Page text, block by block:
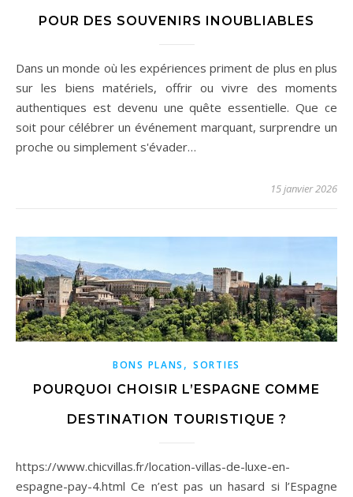
POUR DES SOUVENIRS INOUBLIABLES
Dans un monde où les expériences priment de plus en plus
sur les biens matériels, offrir ou vivre des moments
authentiques est devenu une quête essentielle. Que ce
soit pour célébrer un événement marquant, surprendre un
proche ou simplement s'évader…
15 janvier 2026
BONS PLANS ,SORTIES
POURQUOI CHOISIR L’ESPAGNE COMME
DESTINATION TOURISTIQUE ?
https://www.chicvillas.fr/location-villas-de-luxe-en-
espagne-pay-4.html Ce n’est pas un hasard si l’Espagne